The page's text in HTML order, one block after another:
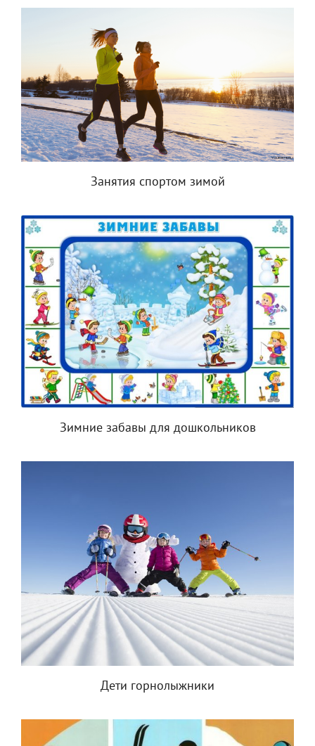
Занятия спортом зимой
Зимние забавы для дошкольников
Дети горнолыжники